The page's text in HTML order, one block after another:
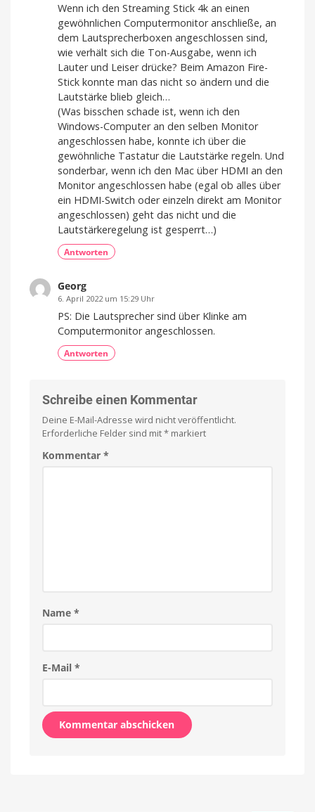
Wenn ich den Streaming Stick 4k an einen
gewöhnlichen Computermonitor anschließe, an
dem Lautsprecherboxen angeschlossen sind,
wie verhält sich die Ton-Ausgabe, wenn ich
Lauter und Leiser drücke? Beim Amazon Fire-
Stick konnte man das nicht so ändern und die
Lautstärke blieb gleich…
(Was bisschen schade ist, wenn ich den
Windows-Computer an den selben Monitor
angeschlossen habe, konnte ich über die
gewöhnliche Tastatur die Lautstärke regeln. Und
sonderbar, wenn ich den Mac über HDMI an den
Monitor angeschlossen habe (egal ob alles über
ein HDMI-Switch oder einzeln direkt am Monitor
angeschlossen) geht das nicht und die
Lautstärkeregelung ist gesperrt…)
Antworten
Georg
6. April 2022 um 15:29 Uhr
PS: Die Lautsprecher sind über Klinke am
Computermonitor angeschlossen.
Antworten
Schreibe einen Kommentar
Deine E-Mail-Adresse wird nicht veröffentlicht.
Erforderliche Felder sind mit* markiert
Kommentar *
Name *
E-Mail *